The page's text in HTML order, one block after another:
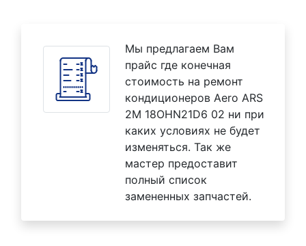
Мы предлагаем Вам
прайс где конечная
стоимость на ремонт
кондиционеров Aero ARS
2M 18OHN21D6 02 ни при
каких условиях не будет
изменяться. Так же
мастер предоставит
полный список
замененных запчастей.